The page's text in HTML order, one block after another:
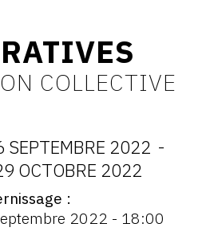
NOUS
FACEBOOK
TWITTER
PINTEREST
COLLECTIVE
DATES
:
SEPTEMBRE 2022 -
OCTOBRE 2022
2022 - 18:00